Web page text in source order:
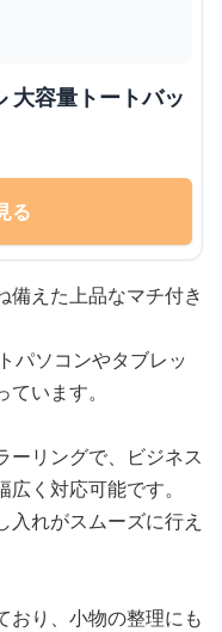
大容量トートバッ
る
備えた上品なマチ付き
パソコンやタブレッ
います。
ーリングで、ビジネス
く対応可能です。
れがスムーズに行え
おり、小物の整理にも